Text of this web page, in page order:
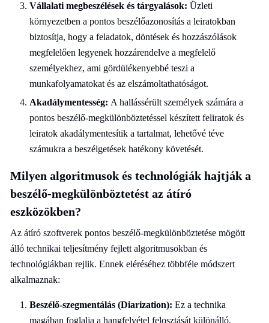
Vállalati megbeszélések és tárgyalások: Üzleti
környezetben a pontos beszélőazonosítás a leiratokban
biztosítja, hogy a feladatok, döntések és hozzászólások
megfelelően legyenek hozzárendelve a megfelelő
személyekhez, ami gördülékenyebbé teszi a
munkafolyamatokat és az elszámoltathatóságot.
Akadálymentesség: A hallássérült személyek számára a
pontos beszélő-megkülönböztetéssel készített feliratok és
leiratok akadálymentesítik a tartalmat, lehetővé téve
számukra a beszélgetések hatékony követését.
Milyen algoritmusok és technológiák hajtják a
beszélő-megkülönböztetést az átíró
eszközökben?
Az átíró szoftverek pontos beszélő-megkülönböztetése mögött
álló technikai teljesítmény fejlett algoritmusokban és
technológiákban rejlik. Ennek eléréséhez többféle módszert
alkalmaznak:
Beszélő-szegmentálás (Diarization): Ez a technika
magában foglalja a hangfelvétel felosztását különálló,